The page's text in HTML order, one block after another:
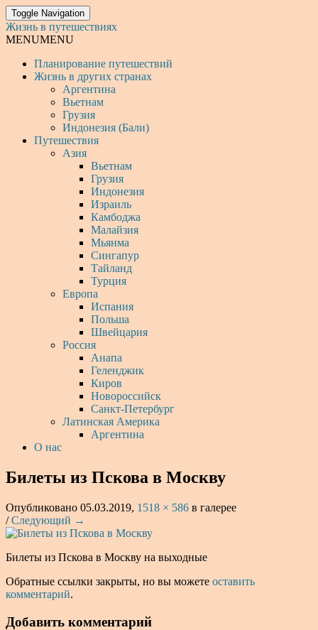
Toggle Navigation
Жизнь в путешествиях
MENUMENU
Планирование путешествий
Жизнь в других странах
Аргентина
Вьетнам
Грузия
Индонезия (Бали)
Путешествия
Азия
Вьетнам
Грузия
Индонезия
Израиль
Камбоджа
Малайзия
Мьянма
Сингапур
Тайланд
Турция
Европа
Испания
Польша
Швейцария
Россия
Анапа
Геленджик
Киров
Новороссийск
Санкт-Петербург
Латинская Америка
Аргентина
О нас
Билеты из Пскова в Москву
Опубликовано 05.03.2019, 1518 × 586 в галерее
/Следующий →
Билеты из Пскова в Москву на выходные
Обратные ссылки закрыты, но вы можете оставить
комментарий.
Добавить комментарий